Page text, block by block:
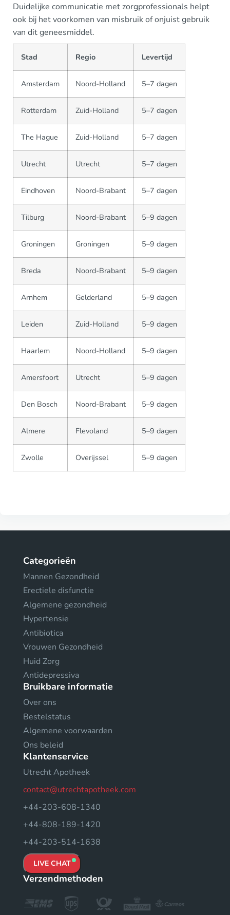
Duidelijke communicatie met zorgprofessionals helpt
ook bij het voorkomen van misbruik of onjuist gebruik
van dit geneesmiddel.
Stad Regio Levertijd
Amsterdam Noord-Holland 5–7 dagen
Rotterdam Zuid-Holland 5–7 dagen
The Hague Zuid-Holland 5–7 dagen
Utrecht Utrecht 5–7 dagen
Eindhoven Noord-Brabant 5–7 dagen
Tilburg Noord-Brabant 5–9 dagen
Groningen Groningen 5–9 dagen
Breda Noord-Brabant 5–9 dagen
Arnhem Gelderland 5–9 dagen
Leiden Zuid-Holland 5–9 dagen
Haarlem Noord-Holland 5–9 dagen
Amersfoort Utrecht 5–9 dagen
Den Bosch Noord-Brabant 5–9 dagen
Almere Flevoland 5–9 dagen
Zwolle Overijssel 5–9 dagen
Categorieën
Mannen Gezondheid
Erectiele disfunctie
Algemene gezondheid
Hypertensie
Antibiotica
Vrouwen Gezondheid
Huid Zorg
Antidepressiva
Bruikbare informatie
Over ons
Bestelstatus
Algemene voorwaarden
Ons beleid
Klantenservice
Utrecht Apotheek
contact@utrechtapotheek.com
+44-203-608-1340
+44-808-189-1420
+44-203-514-1638
LIVE CHAT
Verzendmethoden